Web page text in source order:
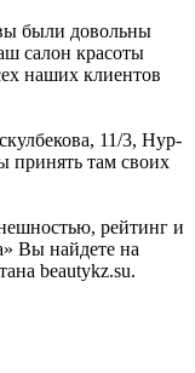
были довольны
салон красоты
наших клиентов
11/3, Нур-
принять там своих
рейтинг и
Вы найдете на
beautykz.su.